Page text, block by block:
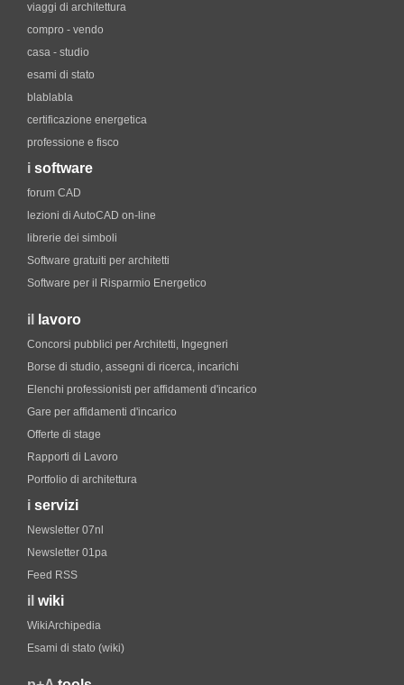
viaggi di architettura
compro - vendo
casa - studio
esami di stato
blablabla
certificazione energetica
professione e fisco
i software
forum CAD
lezioni di AutoCAD on-line
librerie dei simboli
Software gratuiti per architetti
Software per il Risparmio Energetico
il lavoro
Concorsi pubblici per Architetti, Ingegneri
Borse di studio, assegni di ricerca, incarichi
Elenchi professionisti per affidamenti d'incarico
Gare per affidamenti d'incarico
Offerte di stage
Rapporti di Lavoro
Portfolio di architettura
i servizi
Newsletter 07nl
Newsletter 01pa
Feed RSS
il wiki
WikiArchipedia
Esami di stato (wiki)